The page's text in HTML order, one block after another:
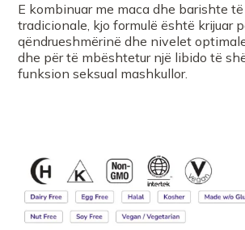
E kombinuar me maca dhe barishte
tradicionale, kjo formulë është krijuar
qëndrueshmërinë dhe nivelet
dhe për të mbështetur një libido të
funksion seksual mashkullor.